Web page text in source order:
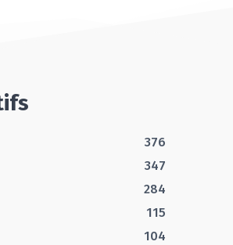
376
347
284
115
104